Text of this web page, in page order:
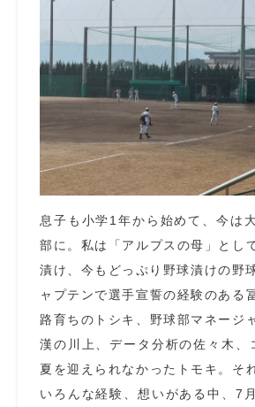
息子も小学1年から始めて、今は
部に。私は「アルプスの母」とし
漬け、今もどっぷり野球漬けの野
ャプテンで選手宣誓の経験のある
路育ちのトシキ、野球部マネージ
漢の川上、データ分析の佐々木、
夏を迎えられなかったトモキ。そ
いろんな経験、想いがある中、7